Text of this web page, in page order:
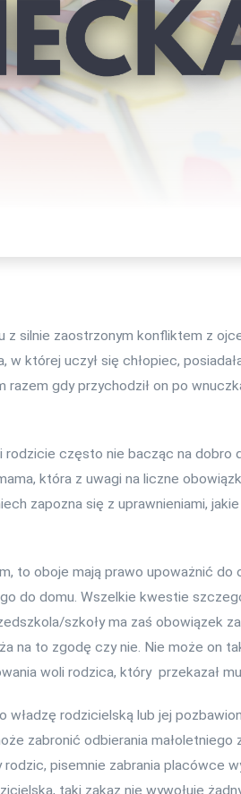
silnie zaostrzonym konfliktem z
której uczył się chłopiec,
gdy przychodził on po
często nie bacząc na dobro
która z uwagi na liczne
zapozna się z uprawnieniami,
to oboje mają prawo upoważnić
do domu. Wszelkie kwestie
szkoły ma zaś obowiązek
na to zgodę czy nie. Nie może on
woli rodzica, który przekazał
rodzicielską lub jej
zabronić odbierania
pisemnie zabrania placówce
taki zakaz nie wywołuje